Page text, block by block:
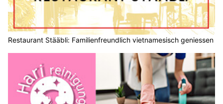
Restaurant Stääbli: Familienfreundlich vietnamesisch geniessen